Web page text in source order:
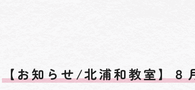
【お知らせ/北浦和教室】８